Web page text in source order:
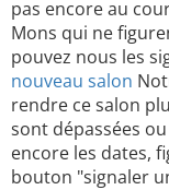
pas encore au
Mons qui ne
pouvez nous les
nouveau salon
rendre ce salon
sont dépassées
encore les dates,
bouton "signaler